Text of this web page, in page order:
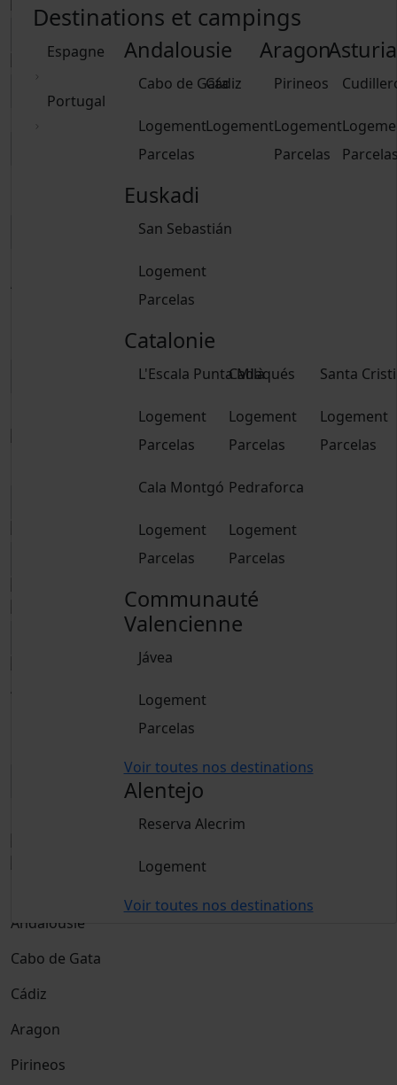
Destinations et campings
Espagne
Portugal
Andalousie
Cabo de Gata
Logement
Parcelas
Cádiz
Logement
Aragon
Pirineos
Logement
Parcelas
Euskadi
San Sebastián
Logement
Parcelas
Catalonie
L'Escala Punta Milà
Logement
Parcelas
Cadaqués
Logement
Parcelas
Santa
Logement
Parcelas
Cala Montgó
Logement
Parcelas
Pedraforca
Logement
Parcelas
Communauté
Valencienne
Jávea
Logement
Parcelas
Voir toutes nos destinations
Alentejo
Reserva Alecrim
Logement
Voir toutes nos destinations
Adultes
Adultes
Andalousie
Cabo de Gata
Cádiz
Aragon
Pirineos